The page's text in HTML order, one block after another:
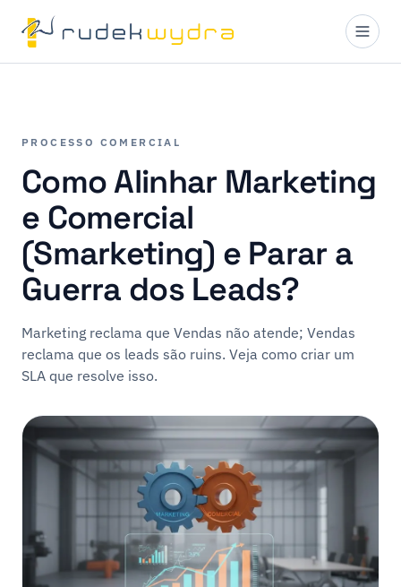
PROCESSO COMERCIAL
Como Alinhar Marketing
e Comercial
(Smarketing) e Parar a
Guerra dos Leads?
Marketing reclama que Vendas não atende; Vendas
reclama que os leads são ruins. Veja como criar um
SLA que resolve isso.